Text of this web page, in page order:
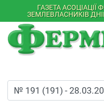
ГАЗЕТА АСОЦІАЦІЇ
ЗЕМЛЕВЛАСНИКІВ